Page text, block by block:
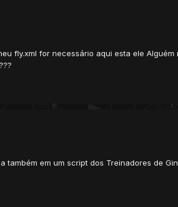
fly.xml for necessário aqui esta ele Alguém
em um script dos Treinadores de